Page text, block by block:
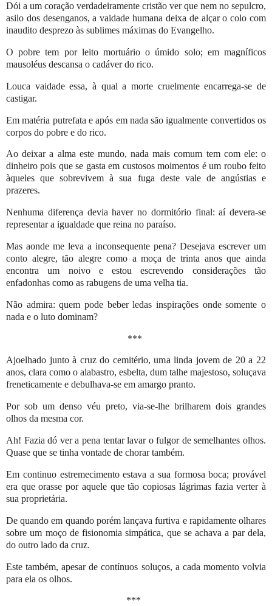
Dói a um coração verdadeiramente cristão ver que nem no sepulcro,
asilo dos desenganos, a vaidade humana deixa de alçar o colo com
inaudito desprezo às sublimes máximas do Evangelho.
O pobre tem por leito mortuário o úmido solo; em magníficos
mausoléus descansa o cadáver do rico.
Louca vaidade essa, à qual a morte cruelmente encarrega-se de
castigar.
Em matéria putrefata e após em nada são igualmente convertidos os
corpos do pobre e do rico.
Ao deixar a alma este mundo, nada mais comum tem com ele: o
dinheiro pois que se gasta em custosos moimentos é um roubo feito
àqueles que sobrevivem à sua fuga deste vale de angústias e
prazeres.
Nenhuma diferença devia haver no dormitório final: aí devera-se
representar a igualdade que reina no paraíso.
Mas aonde me leva a inconsequente pena? Desejava escrever um
conto alegre, tão alegre como a moça de trinta anos que ainda
encontra um noivo e estou escrevendo considerações tão
enfadonhas como as rabugens de uma velha tia.
Não admira: quem pode beber ledas inspirações onde somente o
nada e o luto dominam?
***
Ajoelhado junto à cruz do cemitério, uma linda jovem de 20 a 22
anos, clara como o alabastro, esbelta, dum talhe majestoso, soluçava
freneticamente e debulhava-se em amargo pranto.
Por sob um denso véu preto, via-se-lhe brilharem dois grandes
olhos da mesma cor.
Ah! Fazia dó ver a pena tentar lavar o fulgor de semelhantes olhos.
Quase que se tinha vontade de chorar também.
Em continuo estremecimento estava a sua formosa boca; provável
era que orasse por aquele que tão copiosas lágrimas fazia verter à
sua proprietária.
De quando em quando porém lançava furtiva e rapidamente olhares
sobre um moço de fisionomia simpática, que se achava a par dela,
do outro lado da cruz.
Este também, apesar de contínuos soluços, a cada momento volvia
para ela os olhos.
***